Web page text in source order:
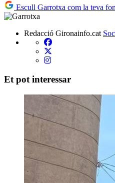
Escull Garrotxa com la teva
Redacció Gironainfo.cat
Et pot interessar